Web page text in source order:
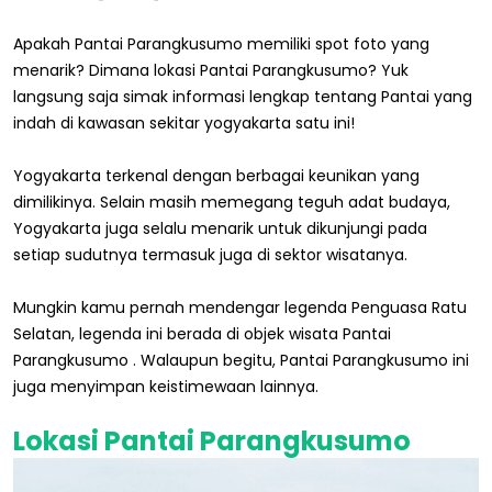
Apakah Pantai Parangkusumo memiliki spot foto yang
menarik? Dimana lokasi Pantai Parangkusumo? Yuk
langsung saja simak informasi lengkap tentang Pantai yang
indah di kawasan sekitar yogyakarta satu ini!
Yogyakarta terkenal dengan berbagai keunikan yang
dimilikinya. Selain masih memegang teguh adat budaya,
Yogyakarta juga selalu menarik untuk dikunjungi pada
setiap sudutnya termasuk juga di sektor wisatanya.
Mungkin kamu pernah mendengar legenda Penguasa Ratu
Selatan, legenda ini berada di objek wisata Pantai
Parangkusumo . Walaupun begitu, Pantai Parangkusumo ini
juga menyimpan keistimewaan lainnya.
Lokasi Pantai Parangkusumo